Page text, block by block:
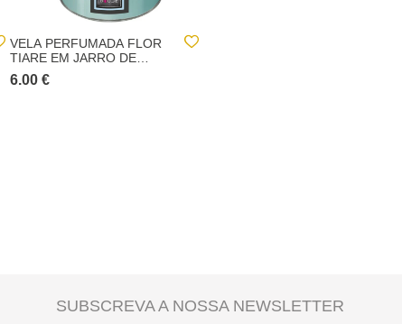
VELA PERFUMADA FLOR
TIARE EM JARRO DE
VIDRO 510GR
6.00 €
SUBSCREVA A NOSSA NEWSLETTER